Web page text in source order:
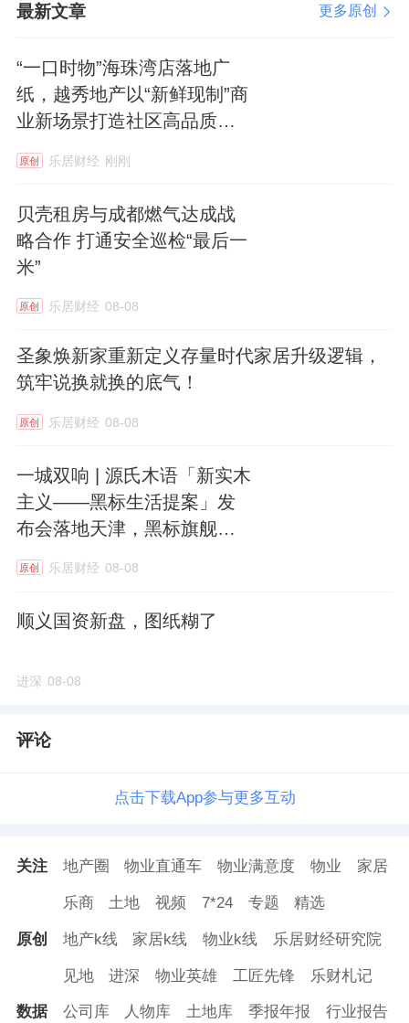
最新文章 更多原创
“一口时物”海珠湾店落地广
纸，越秀地产以“新鲜现制”商
业新场景打造社区高品质生
原创 乐居财经 刚刚
贝壳租房与成都燃气达成战
略合作 打通安全巡检“最后一
米”
原创 乐居财经 08-08
圣象焕新家重新定义存量时代家居升级逻辑，
筑牢说换就换的底气！
原创 乐居财经 08-08
一城双响 | 源氏木语「新实木
主义——黑标生活提案」发
布会落地天津，黑标旗舰店
盛大启幕
原创 乐居财经 08-08
顺义国资新盘，图纸糊了
进深 08-08
评论
点击下载App参与更多互动
关注 地产圈 物业直通车 物业满意度 物业 家居
乐商 土地 视频 7*24 专题 精选
原创 地产k线 家居k线 物业k线 乐居财经研究院
见地 进深 物业英雄 工匠先锋 乐财札记
数据 公司库 人物库 土地库 季报年报 行业报告